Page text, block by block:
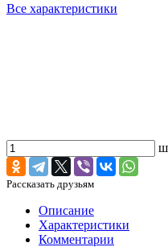
Все характеристики
Рассказать друзьям
Описание
Характеристики
Комментарии